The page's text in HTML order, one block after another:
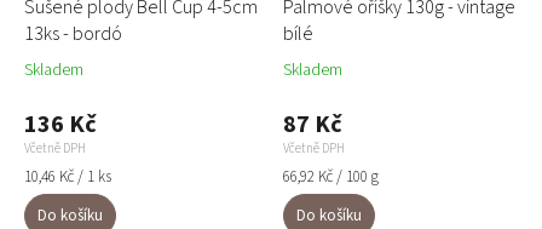
Sušené plody Bell Cup 4-5cm
13ks - bordó
Skladem
136 Kč
Včetně DPH
Měrná
cena:
10,46 Kč / 1 ks
Do košíku
Palmové oříšky 130g - vintage
bílé
Skladem
87 Kč
Včetně DPH
Měrná
cena:
66,92 Kč / 100 g
Do košíku